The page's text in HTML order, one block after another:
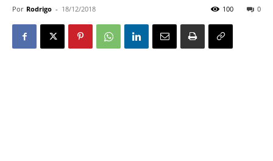
Por Rodrigo - 18/12/2018 0
100